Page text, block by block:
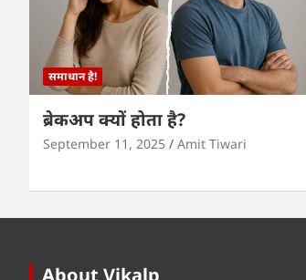
समाधान है!
ब्रेकअप क्यों होता है?
September 11, 2025 Amit Tiwari
About Vikalp